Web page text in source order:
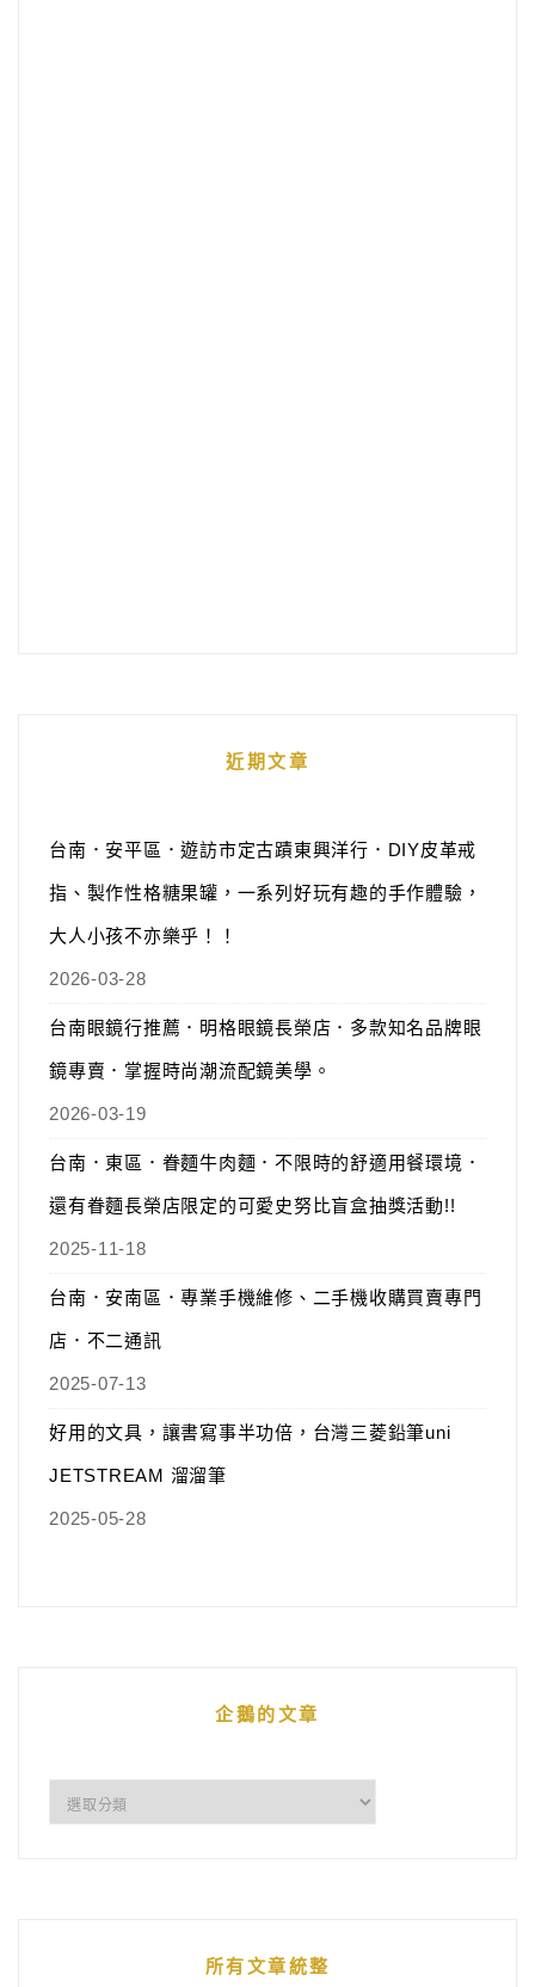
近期文章
台南．安平區．遊訪市定古蹟東興洋行．DIY皮革戒
指、製作性格糖果罐，一系列好玩有趣的手作體驗，
大人小孩不亦樂乎！！
2026-03-28
台南眼鏡行推薦．明格眼鏡長榮店．多款知名品牌眼
鏡專賣．掌握時尚潮流配鏡美學。
2026-03-19
台南．東區．眷麵牛肉麵．不限時的舒適用餐環境．
還有眷麵長榮店限定的可愛史努比盲盒抽獎活動!!
2025-11-18
台南．安南區．專業手機維修、二手機收購買賣專門
店．不二通訊
2025-07-13
好用的文具，讓書寫事半功倍，台灣三菱鉛筆uni
JETSTREAM 溜溜筆
2025-05-28
企鵝的文章
所有文章統整